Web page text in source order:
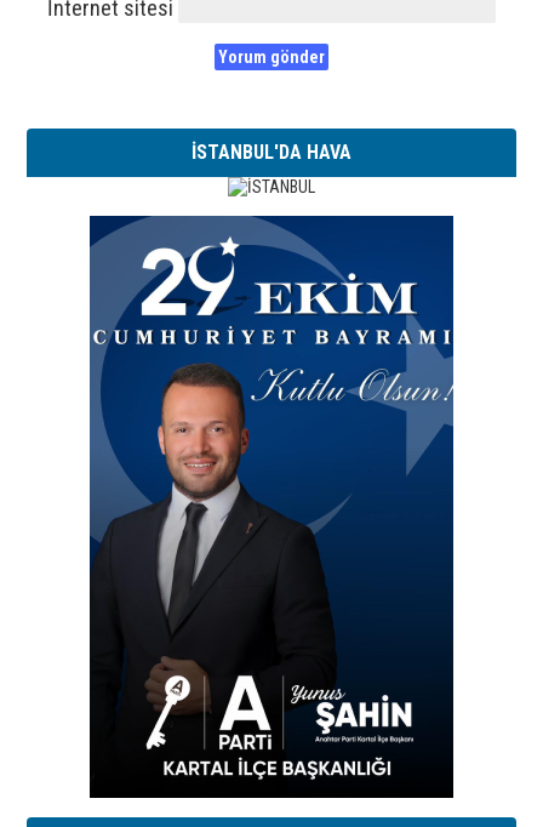
İnternet sitesi
İSTANBUL'DA HAVA